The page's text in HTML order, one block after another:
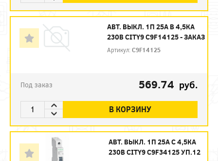
АВТ. ВЫКЛ. 1П 25А B 4,5КА
230В CITY9 C9F14125 - ЗАКАЗ
Артикул:C9F14125
Под заказ 569.74 руб.
В КОРЗИНУ
АВТ. ВЫКЛ. 1П 25А С 4,5КА
230В CITY9 C9F34125 УП.12